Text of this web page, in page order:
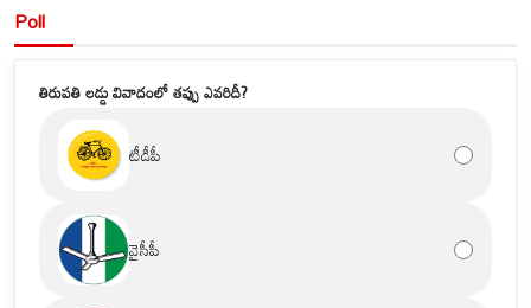
Poll
తిరుపతి లడ్డు వివాదంలో తప్పు ఎవరిదీ?
టీడీపీ
వైసీపీ